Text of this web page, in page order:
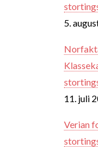
5.
11. juli
Verian